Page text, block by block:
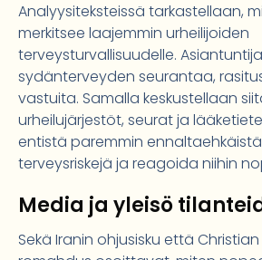
Analyysiteksteissä tarkastellaan,
merkitsee laajemmin urheilijoiden
terveysturvallisuudelle.
sydänterveyden seurantaa,
vastuita. Samalla keskustellaan
urheilujärjestöt, seurat ja
entistä paremmin
terveysriskejä ja reagoida niihin
Media ja yleisö
Sekä Iranin ohjusisku että Christian